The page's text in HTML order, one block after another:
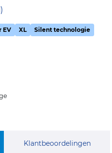
EV XL
Silent technologie
Klantbeoordelingen